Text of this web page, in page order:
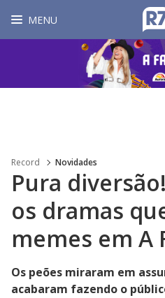
MENU
Record Novidades
Pura
os dramas
memes em A
Os peões miraram em
acabaram fazendo o